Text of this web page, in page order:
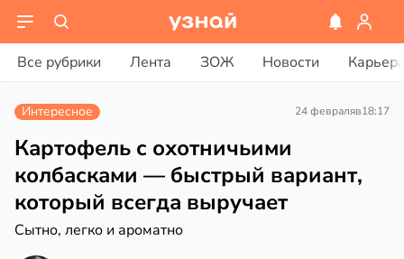
Все рубрики Лента ЗОЖ Новости
Интересное 24 февраляв18:17
Картофель с охотничьими
колбасками — быстрый вариант,
который всегда выручает
Сытно, легко и ароматно